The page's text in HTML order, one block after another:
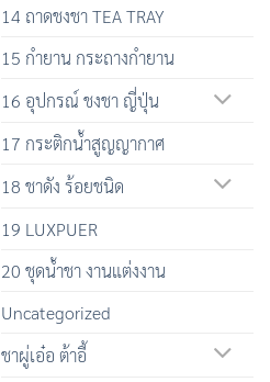
14 ถาดชงชา TEA TRAY
15 กำยาน กระถางกำยาน
16 อุปกรณ์ ชงชา ญี่ปุ่น
17 กระติกน้ำสูญญากาศ
18 ชาดัง ร้อยชนิด
19 LUXPUER
20 ชุดน้ำชา งานแต่งงาน
Uncategorized
ชาผู่เอ๋อ ต้าอี้